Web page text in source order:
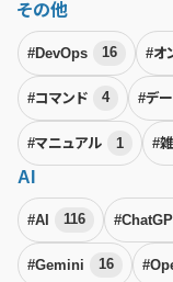
その他
#DevOps 16 #オ
#コマンド 4 #デ
#マニュアル 1 #
AI
#AI 116
#Gemini 16